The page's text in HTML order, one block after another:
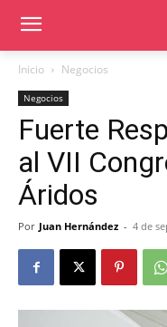
Inicio Negocios
Negocios
Fuerte
al VII
Áridos
Por Juan Hernández - 4 de